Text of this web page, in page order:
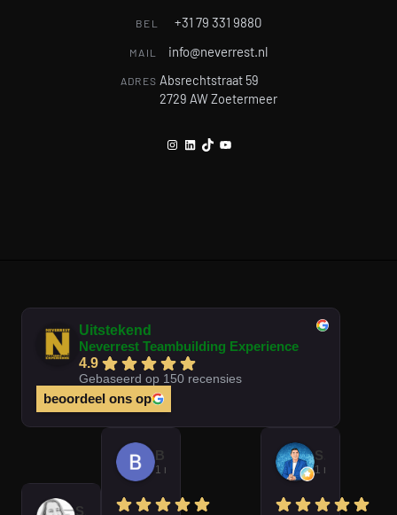
BEL +31 79 331 9880
MAIL info@neverrest.nl
ADRES Absrechtstraat 59
2729 AW Zoetermeer
Instagram
LinkedIn
TikTokYouTube
Uitstekend
Neverrest Teambuilding Experience
4.9
Gebaseerd op 150 recensies
beoordeel ons op
1 maand geleden 1 maand